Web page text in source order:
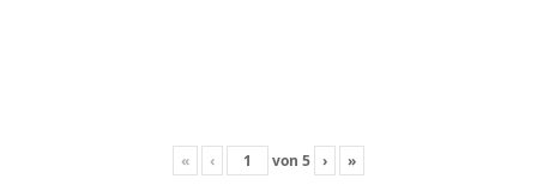
« ‹ von 5 › »